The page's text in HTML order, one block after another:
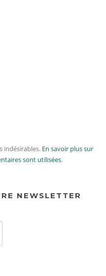
indésirables. En savoir plus sur
sont utilisées.
NEWSLETTER